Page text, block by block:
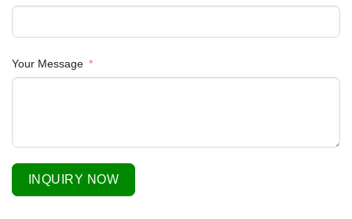
Your Message
INQUIRY NOW